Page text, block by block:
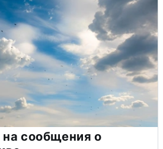
сообщения о